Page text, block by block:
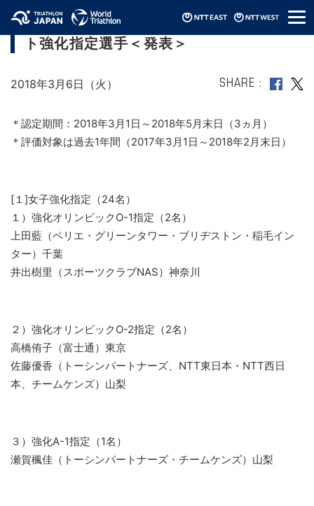
メ
ニ
2018年第2期JTUトライアスロン・エリー
ト強化指定選手＜発表＞
2018年3月6日（火） SHARE
＊認定期間：2018年3月1日～2018年5月末日（3ヵ月）
＊評価対象は過去1年間（2017年3月1日～2018年2月末日）
[１]女子強化指定（24名）
１）強化オリンピックO-1指定（2名）
上田藍（ペリエ・グリーンタワー・ブリヂストン・稲毛イン
ター）千葉
井出樹里（スポーツクラブNAS）神奈川
２）強化オリンピックO-2指定（2名）
高橋侑子（富士通）東京
佐藤優香（トーシンパートナーズ、NTT東日本・NTT西日
本、チームケンズ）山梨
３）強化A-1指定（1名）
瀬賀楓佳（トーシンパートナーズ・チームケンズ）山梨